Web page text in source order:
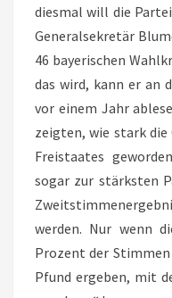
diesmal will die
Generalsekretär
46 bayerischen
das wird, kann er an
vor einem Jahr
zeigten, wie stark die
Freistaates
sogar zur stärksten
werden. Nur wenn
Prozent der
Pfund ergeben, mit